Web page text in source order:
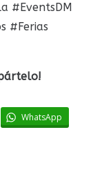
#EventsDM
#Ferias
WhatsApp